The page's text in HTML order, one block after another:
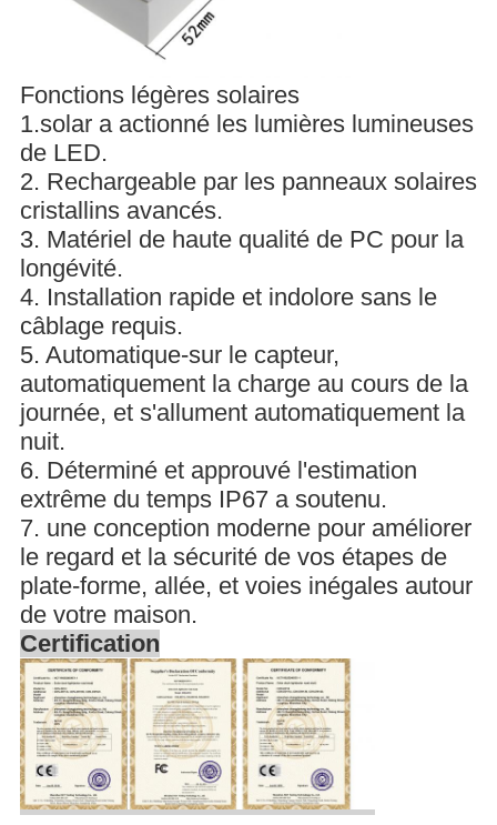
Fonctions légères solaires
1.solar a actionné les lumières lumineuses
de LED.
2. Rechargeable par les panneaux solaires
cristallins avancés.
3. Matériel de haute qualité de PC pour la
longévité.
4. Installation rapide et indolore sans le
câblage requis.
5. Automatique-sur le capteur,
automatiquement la charge au cours de la
journée, et s'allument automatiquement la
nuit.
6. Déterminé et approuvé l'estimation
extrême du temps IP67 a soutenu.
7. une conception moderne pour améliorer
le regard et la sécurité de vos étapes de
plate-forme, allée, et voies inégales autour
de votre maison.
Certification